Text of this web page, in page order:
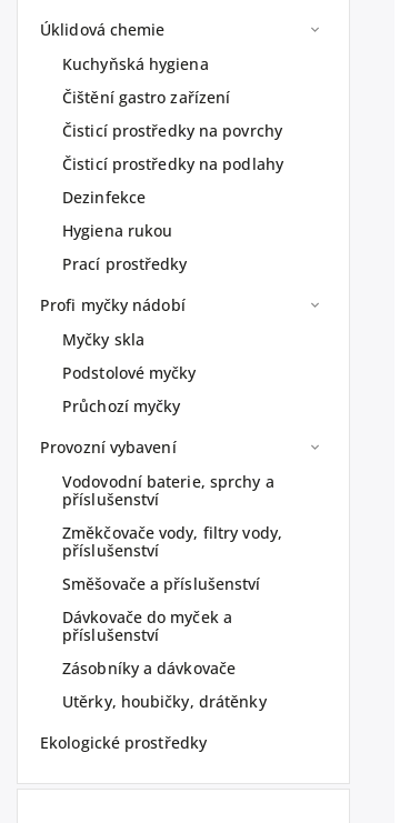
Úklidová chemie
Kuchyňská hygiena
Čištění gastro zařízení
Čisticí prostředky na povrchy
Čisticí prostředky na podlahy
Dezinfekce
Hygiena rukou
Prací prostředky
Profi myčky nádobí
Myčky skla
Podstolové myčky
Průchozí myčky
Provozní vybavení
Vodovodní baterie, sprchy a
příslušenství
Změkčovače vody, filtry vody,
příslušenství
Směšovače a příslušenství
Dávkovače do myček a
příslušenství
Zásobníky a dávkovače
Utěrky, houbičky, drátěnky
Ekologické prostředky